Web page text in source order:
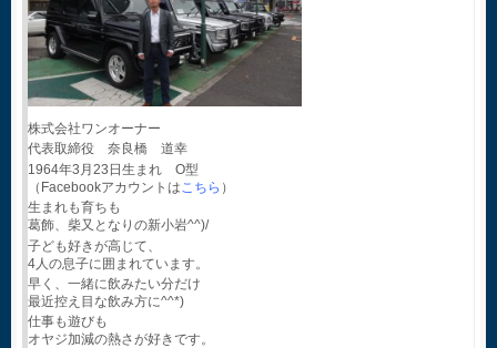
株式会社ワンオーナー
代表取締役 奈良橋 道幸
1964年3月23日生まれ O型
（Facebookアカウントは こちら ）
生まれも育ちも
葛飾、柴又となりの新小岩^^)/
子ども好きが高じて、
4人の息子に囲まれています。
早く、一緒に飲みたい分だけ
最近控え目な飲み方に^^*)
仕事も遊びも
オヤジ加減の熱さが好きです。